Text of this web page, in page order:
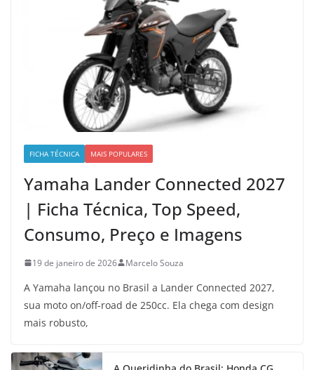
FICHA TÉCNICA MAIS POPULARES
Yamaha Lander Connected 2027
| Ficha Técnica, Top Speed,
Consumo, Preço e Imagens
19 de janeiro de 2026 Marcelo Souza
A Yamaha lançou no Brasil a Lander Connected 2027,
sua moto on/off-road de 250cc. Ela chega com design
mais robusto,